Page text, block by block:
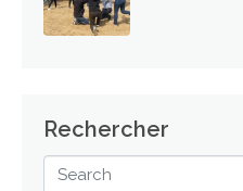
Rechercher